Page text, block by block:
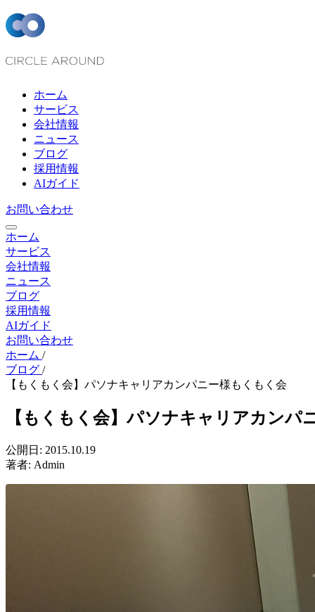
ホーム
サービス
会社情報
ニュース
ブログ
採用情報
AIガイド
お問い合わせ
ホーム
サービス
会社情報
ニュース
ブログ
採用情報
AIガイド
お問い合わせ
ホーム /
ブログ /
【もくもく会】パソナキャリアカンパニー様もくもく会
【もくもく会】パソナキャリアカンパ
公開日: 2015.10.19
著者: Admin